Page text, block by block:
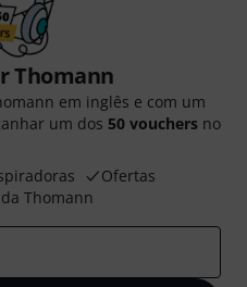
Thomann
em inglês e com um
um dos 50 vouchers no
Ofertas
Thomann